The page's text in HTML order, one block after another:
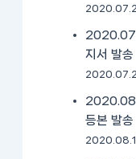
지서 발송
등본 발송